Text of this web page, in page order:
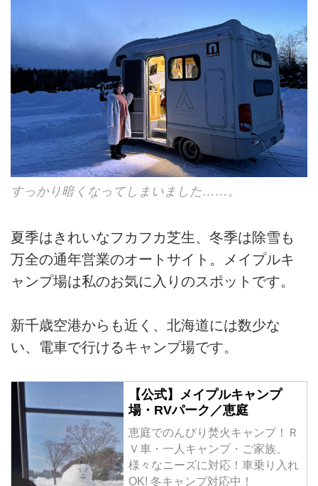
すっかり暗くなってしまいました……。
夏季はきれいなフカフカ芝生、冬季は除雪も
万全の通年営業のオートサイト。メイプルキ
ャンプ場は私のお気に入りのスポットです。
新千歳空港からも近く、北海道には数少な
い、電車で行けるキャンプ場です。
【公式】メイプルキャンプ
場・RVパーク／恵庭
恵庭でのんびり焚火キャンプ！Ｒ
Ｖ車・一人キャンプ・ご家族、
様々なニーズに対応！車乗り入れ
OK! 冬キャンプ対応中！